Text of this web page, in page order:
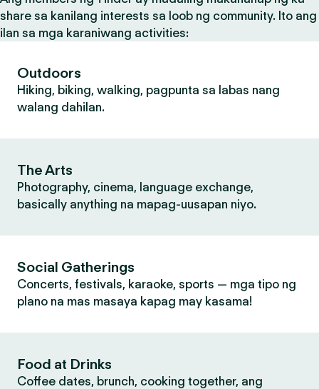
share sa kanilang interests sa loob ng community. Ito ang
ilan sa mga karaniwang activities:
Outdoors
Hiking, biking, walking, pagpunta sa labas nang
walang dahilan.
The Arts
Photography, cinema, language exchange,
basically anything na mapag-uusapan niyo.
Social Gatherings
Concerts, festivals, karaoke, sports — mga tipo ng
plano na mas masaya kapag may kasama!
Food at Drinks
Coffee dates, brunch, cooking together, ang